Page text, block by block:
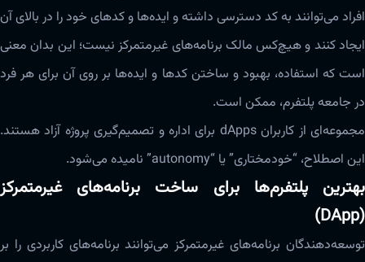
افراد می‌توانند به کد دسترسی داشته و ایده‌ها و کد‌های خود را در بالای آن
ایجاد کنند و هیچ‌کس مالک برنامه‌های غیرمتمرکز نیست؛ این بدان معنی
است که استفاده، بهبود و ساختن کد‌ها و ایده‌ها بر روی آن برای هر فرد
در جامعه‌ پلتفرم، ممکن است.
مجموعه‌‌‌ای از کاربران dApps برای اداره و تصمیم‌گیری پروژه آزاد هستند.
این اصطلاح، “خودمختاری” یا “autonomy” نامیده‌ می‌شود.
بهترین پلتفرم‌ها برای ساخت برنامه‌های غیرمتمرکز
(DApp)
توسعه‌دهندگان برنامه‌های غیرمتمرکز می‌توانند برنامه‌های کاربردی را بر